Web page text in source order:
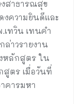
สาธารณสุข
งความยินดีและ
ทวิน เทนคำ
าวรายงาน
หลักสูตร ใน
ตร เมื่อวันที่
คารมหา